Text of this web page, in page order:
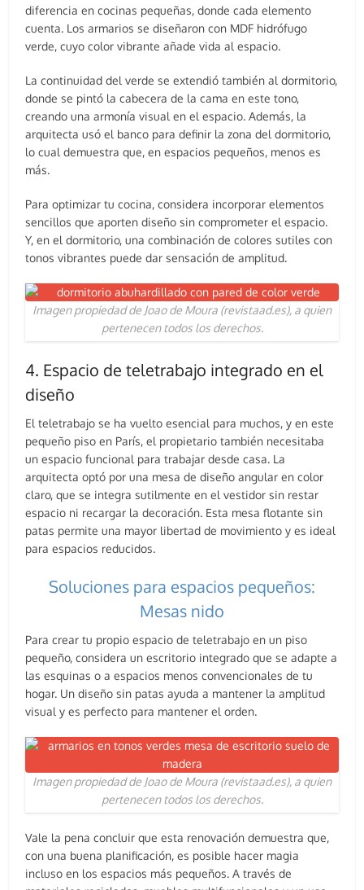
diferencia en cocinas pequeñas, donde cada elemento
cuenta. Los armarios se diseñaron con MDF hidrófugo
verde, cuyo color vibrante añade vida al espacio.
La continuidad del verde se extendió también al dormitorio,
donde se pintó la cabecera de la cama en este tono,
creando una armonía visual en el espacio. Además, la
arquitecta usó el banco para definir la zona del dormitorio,
lo cual demuestra que, en espacios pequeños, menos es
más.
Para optimizar tu cocina, considera incorporar elementos
sencillos que aporten diseño sin comprometer el espacio.
Y, en el dormitorio, una combinación de colores sutiles con
tonos vibrantes puede dar sensación de amplitud.
Imagen propiedad de Joao de Moura (revistaad.es), a quien
pertenecen todos los derechos.
4. Espacio de teletrabajo integrado en el
diseño
El teletrabajo se ha vuelto esencial para muchos, y en este
pequeño piso en París, el propietario también necesitaba
un espacio funcional para trabajar desde casa. La
arquitecta optó por una mesa de diseño angular en color
claro, que se integra sutilmente en el vestidor sin restar
espacio ni recargar la decoración. Esta mesa flotante sin
patas permite una mayor libertad de movimiento y es ideal
para espacios reducidos.
Soluciones para espacios pequeños:
Mesas nido
Para crear tu propio espacio de teletrabajo en un piso
pequeño, considera un escritorio integrado que se adapte a
las esquinas o a espacios menos convencionales de tu
hogar. Un diseño sin patas ayuda a mantener la amplitud
visual y es perfecto para mantener el orden.
Imagen propiedad de Joao de Moura (revistaad.es), a quien
pertenecen todos los derechos.
Vale la pena concluir que esta renovación demuestra que,
con una buena planificación, es posible hacer magia
incluso en los espacios más pequeños. A través de